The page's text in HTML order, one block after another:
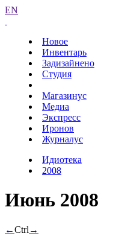
EN
Новое
Инвентарь
Задизайнено
Студия
Магазинус
Медиа
Экспресс
Иронов
Журналус
Идиотека
2008
Июнь 2008
←Ctrl →